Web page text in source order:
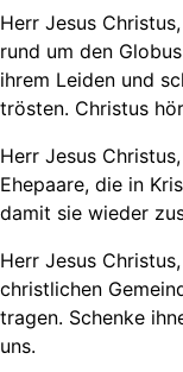
Herr Jesus
rund um den
ihrem Leiden und
trösten. Christus
Herr Jesus
Ehepaare, die in
damit sie wieder
Herr Jesus
christlichen
tragen. Schenke
uns.